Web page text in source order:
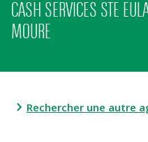
CASH SERVICES STE
MOURE
Rechercher une autre